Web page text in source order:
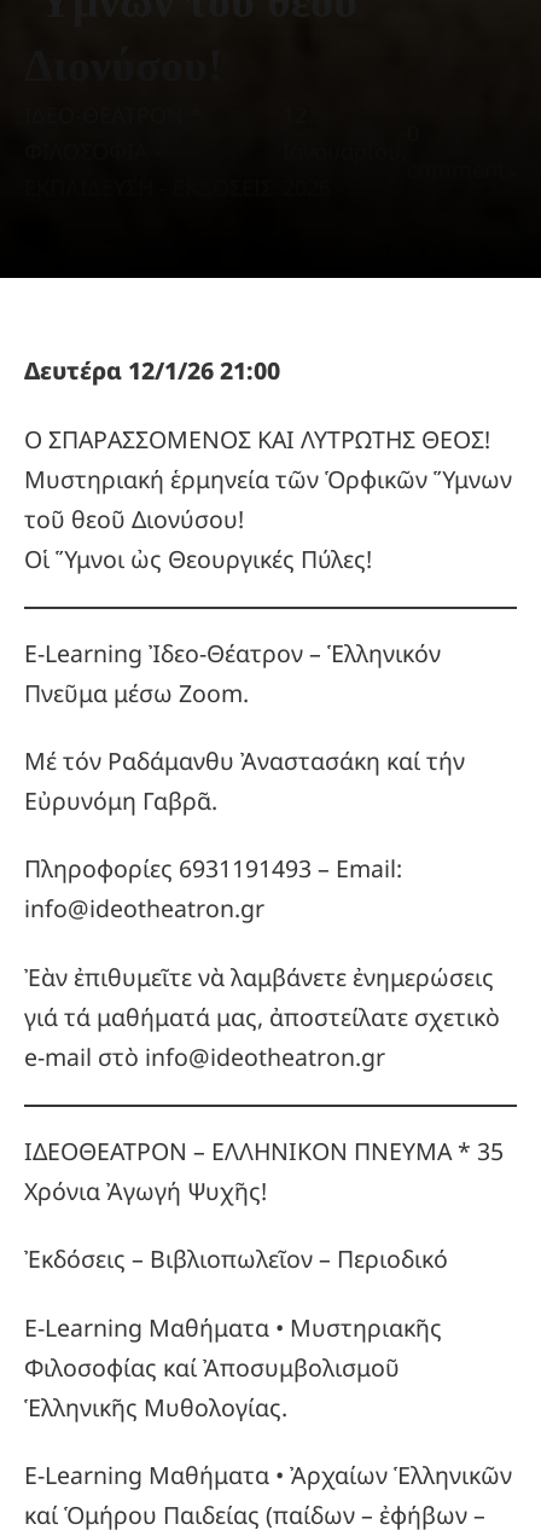
Δευτέρα 12/1/26 21:00
Ο ΣΠΑΡΑΣΣΟΜΕΝΟΣ ΚΑΙ ΛΥΤΡΩΤΗΣ ΘΕΟΣ!
Μυστηριακή ἑρμηνεία τῶν Ὁρφικῶν Ὕμνων
τοῦ θεοῦ Διονύσου!
Οἱ Ὕμνοι ὠς Θεουργικές Πύλες!
E-Learning Ἰδεο-Θέατρον – Ἑλληνικόν
Πνεῦμα μέσω Zoom.
Μέ τόν Ραδάμανθυ Ἀναστασάκη καί τήν
Εὐρυνόμη Γαβρᾶ.
Πληροφορίες 6931191493 – Email:
info@ideotheatron.gr
Ἐὰν ἐπιθυμεῖτε νὰ λαμβάνετε ἐνημερώσεις
γιά τά μαθήματά μας, ἀποστείλατε σχετικὸ
e-mail στὸ info@ideotheatron.gr
ΙΔΕΟΘΕΑΤΡΟΝ – ΕΛΛΗΝΙΚΟΝ ΠΝΕΥΜΑ * 35
Χρόνια Ἀγωγή Ψυχῆς!
Ἐκδόσεις – Βιβλιοπωλεῖον – Περιοδικό
E-Learning Μαθήματα • Μυστηριακῆς
Φιλοσοφίας καί Ἀποσυμβολισμοῦ
Ἑλληνικῆς Μυθολογίας.
E-Learning Μαθήματα • Ἀρχαίων Ἑλληνικῶν
καί Ὁμήρου Παιδείας (παίδων – ἐφήβων –